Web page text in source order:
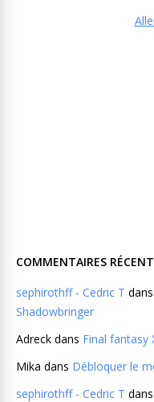
COMMENTAIRES
sephirothff - Cedric T dans
Shadowbringer
Adreck dans Final fantasy
Mika dans Débloquer le
sephirothff - Cedric T dans